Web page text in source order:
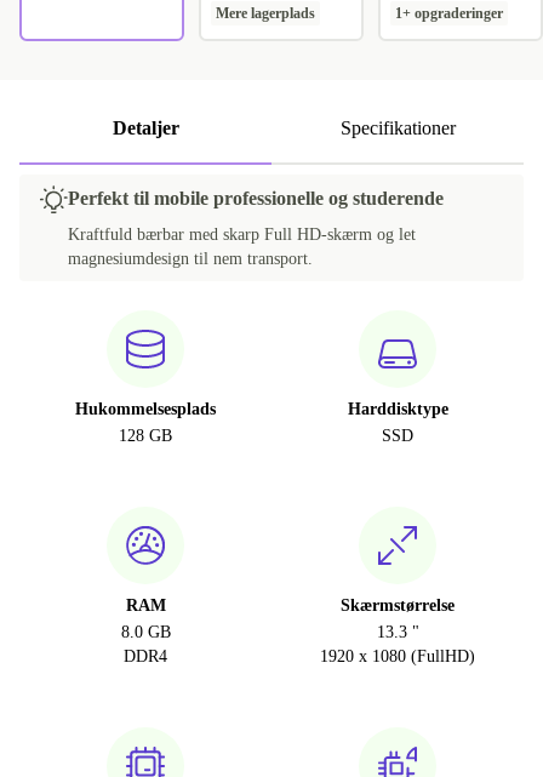
Mere lagerplads 1+ opgraderinger
Detaljer Specifikationer
Perfekt til mobile professionelle og studerende
Kraftfuld bærbar med skarp Full HD-skærm og let
magnesiumdesign til nem transport.
Hukommelsesplads
128 GB
Harddisktype
SSD
RAM
8.0 GB
DDR4
Skærmstørrelse
13.3 "
1920 x 1080 (FullHD)